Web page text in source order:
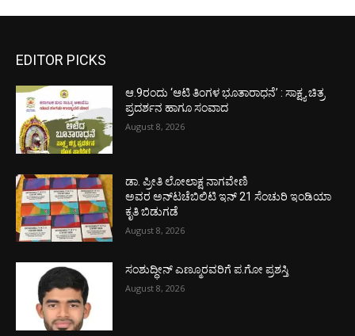
EDITOR PICKS
ಆ.9ರಂದು ‘ಆಟಿ ತಿಂಗಳ ಭೂತಾರಾಧನೆ’ : ಸಾಕ್ಷ್ಯ ಚಿತ್ರ
ಪ್ರದರ್ಶನ ಹಾಗೂ ಸಂವಾದ
August 8, 2026
ಡಾ. ಪ್ರೀತಿ ಲೋಲಾಕ್ಷ ನಾಗವೇಣಿ
ಅವರ ಅನ್‌ಟಚೆಬಿಲಿಟಿ ಇನ್ 21 ಸೆಂಚುರಿ ಇಂಡಿಯಾ
ಕೃತಿ ಬಿಡುಗಡೆ
August 8, 2026
ಸಂಶುದ್ಧೀನ್ ಎಣ್ಮೂರವರಿಗೆ ಪ.ಗೋ ಪ್ರಶಸ್ತಿ
August 8, 2026